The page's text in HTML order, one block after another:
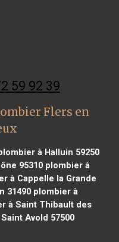
59 92 39
Flers en
à Halluin 59250
95310plombier à
à Cappelle la Grande
31490plombier à
à Saint Thibault des
Avold 57500